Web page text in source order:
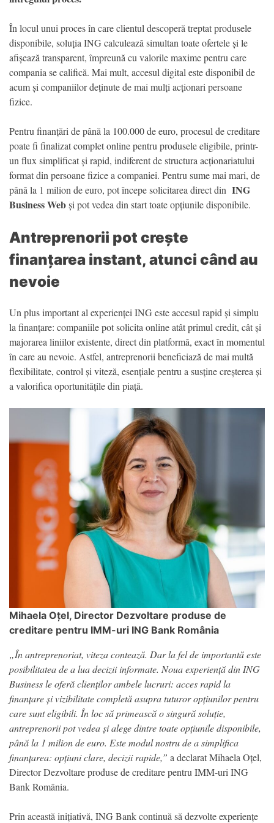
În locul unui proces în care clientul descoperă treptat produsele
disponibile, soluția ING calculează simultan toate ofertele și le
afișează transparent, împreună cu valorile maxime pentru care
compania se califică. Mai mult, accesul digital este disponibil de
acum și companiilor deținute de mai mulți acționari persoane
fizice.
Pentru finanțări de până la 100.000 de euro, procesul de creditare
poate fi finalizat complet online pentru produsele eligibile, printr-
un flux simplificat și rapid, indiferent de structura acționariatului
format din persoane fizice a companiei. Pentru sume mai mari, de
până la 1 milion de euro, pot începe solicitarea direct din ING
Business Webși pot vedea din start toate opțiunile disponibile.
Antreprenorii pot crește
finanțarea instant, atunci când au
nevoie
Un plus important al experienței ING este accesul rapid și simplu
la finanțare: companiile pot solicita online atât primul credit, cât și
majorarea liniilor existente, direct din platformă, exact în momentul
în care au nevoie. Astfel, antreprenorii beneficiază de mai multă
flexibilitate, control și viteză, esențiale pentru a susține creșterea și
a valorifica oportunitățile din piață.
Mihaela Oțel, Director Dezvoltare produse de
creditare pentru IMM-uri ING Bank România
„În antreprenoriat, viteza contează. Dar la fel de importantă este
posibilitatea de a lua decizii informate. Noua experiență din ING
Business le oferă clienților ambele lucruri: acces rapid la
finanțare și vizibilitate completă asupra tuturor opțiunilor pentru
care sunt eligibili. În loc să primească o singură soluție,
antreprenorii pot vedea și alege dintre toate opțiunile disponibile,
până la 1 milion de euro. Este modul nostru de a simplifica
finanțarea: opțiuni clare, decizii rapide,” a declarat Mihaela Oțel,
Director Dezvoltare produse de creditare pentru IMM-uri ING
Bank România.
Prin această inițiativă, ING Bank continuă să dezvolte experiențe